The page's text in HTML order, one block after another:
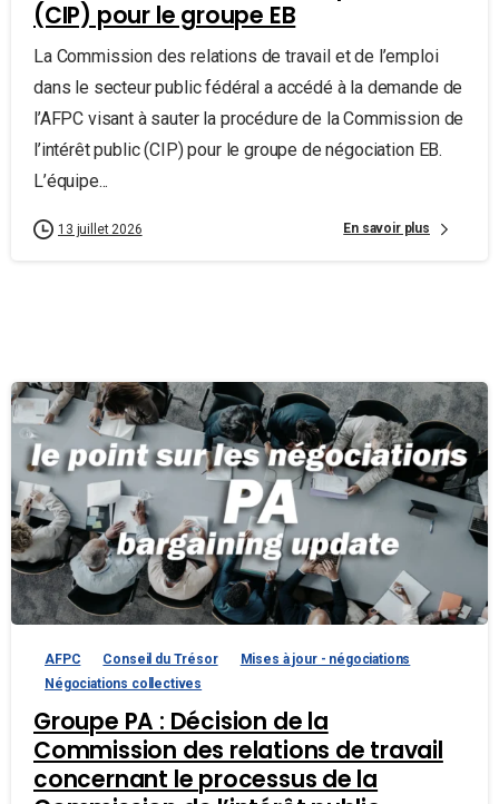
(CIP) pour le groupe EB
La Commission des relations de travail et de l’emploi
dans le secteur public fédéral a accédé à la demande de
l’AFPC visant à sauter la procédure de la Commission de
l’intérêt public (CIP) pour le groupe de négociation EB.
L’équipe...
13 juillet 2026 En savoir plus
AFPC Conseil du Trésor
Mises à jour - négociations
Négociations collectives
Groupe PA : Décision de la
Commission des relations de travail
concernant le processus de la